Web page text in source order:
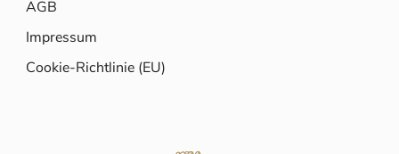
AGB
Impressum
Cookie-Richtlinie (EU)